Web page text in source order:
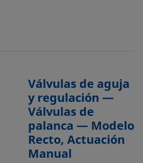
Válvulas de aguja
y regulación —
Válvulas de
palanca — Modelo
Recto, Actuación
Manual